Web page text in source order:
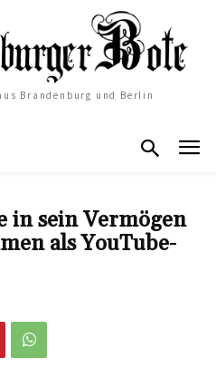
Brandenburg und Berlin
in sein Vermögen
als YouTube-